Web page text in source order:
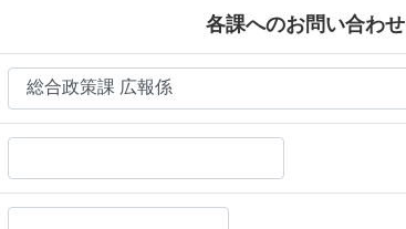
各課へのお問い合わせ